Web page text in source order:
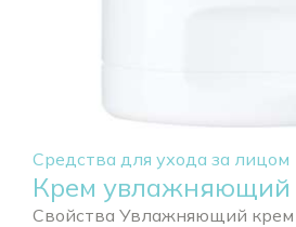
Средства для ухода за лицом
Крем увлажняющий
Свойства Увлажняющий крем